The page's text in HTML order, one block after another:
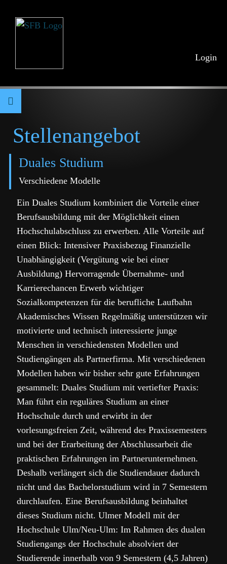
Login
Stellenangebot
Duales Studium
Verschiedene Modelle
Ein Duales Studium kombiniert die Vorteile einer
Berufsausbildung mit der Möglichkeit einen
Hochschulabschluss zu erwerben. Alle Vorteile auf
einen Blick: Intensiver Praxisbezug Finanzielle
Unabhängigkeit (Vergütung wie bei einer
Ausbildung) Hervorragende Übernahme- und
Karrierechancen Erwerb wichtiger
Sozialkompetenzen für die berufliche Laufbahn
Akademisches Wissen Regelmäßig unterstützen wir
motivierte und technisch interessierte junge
Menschen in verschiedensten Modellen und
Studiengängen als Partnerfirma. Mit verschiedenen
Modellen haben wir bisher sehr gute Erfahrungen
gesammelt: Duales Studium mit vertiefter Praxis:
Man führt ein reguläres Studium an einer
Hochschule durch und erwirbt in der
vorlesungsfreien Zeit, während des Praxissemesters
und bei der Erarbeitung der Abschlussarbeit die
praktischen Erfahrungen im Partnerunternehmen.
Deshalb verlängert sich die Studiendauer dadurch
nicht und das Bachelorstudium wird in 7 Semestern
durchlaufen. Eine Berufsausbildung beinhaltet
dieses Studium nicht. Ulmer Modell mit der
Hochschule Ulm/Neu-Ulm: Im Rahmen des dualen
Studiengangs der Hochschule absolviert der
Studierende innerhalb von 9 Semestern (4,5 Jahren)